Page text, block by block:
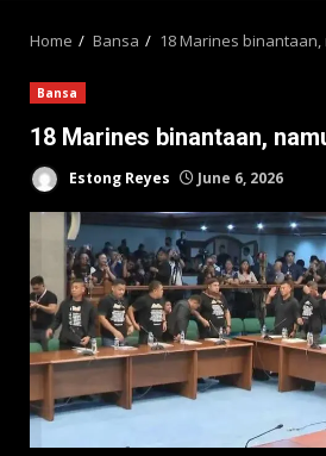
Home Bansa 18 Marines
Bansa
18 Marines binantaan,
Estong Reyes June 6, 2026